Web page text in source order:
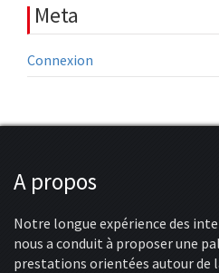
Meta
Connexion
A propos
Notre longue expérience des
nous a conduit à proposer une
prestations orientées autour de